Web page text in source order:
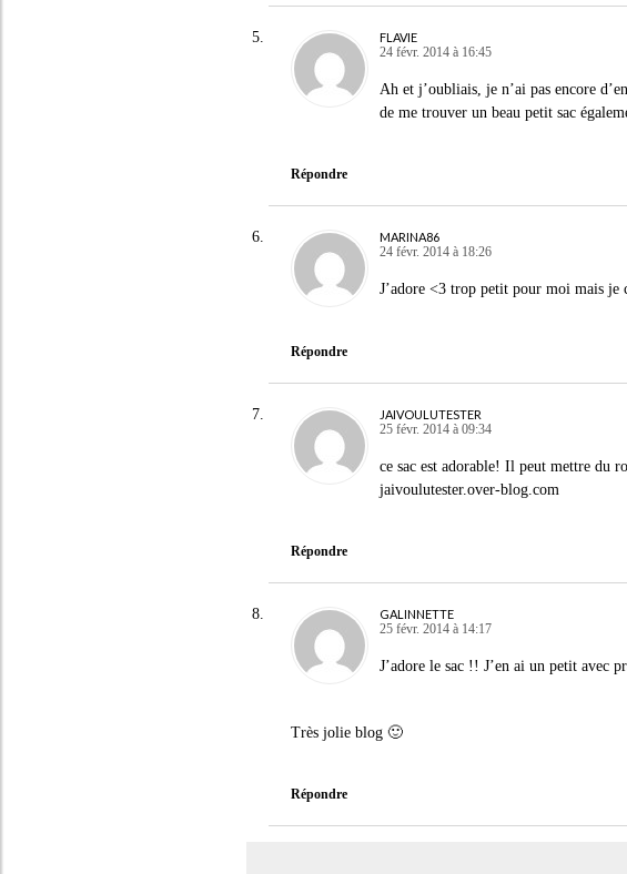
FLAVIE
24 févr. 2014 à 16:45
Ah et j’oubliais, je n’ai pas encore
de me trouver un beau petit sac
Répondre
MARINA86
24 févr. 2014 à 18:26
J’adore <3 trop petit pour moi mais je
Répondre
JAIVOULUTESTER
25 févr. 2014 à 09:34
ce sac est adorable! Il peut mettre du
jaivoulutester.over-blog.com
Répondre
GALINNETTE
25 févr. 2014 à 14:17
J’adore le sac !! J’en ai un petit avec
Très jolie blog 🙂
Répondre